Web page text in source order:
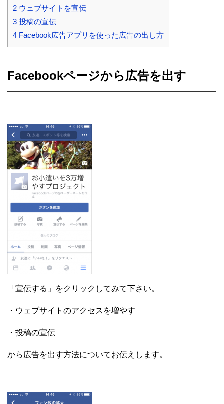
2 ウェブサイトを宣伝
3 投稿の宣伝
4 Facebook広告アプリを使った広告の出し方
Facebookページから広告を出す
「宣伝する」をクリックしてみて下さい。
・ウェブサイトのアクセスを増やす
・投稿の宣伝
から広告を出す方法についてお伝えします。